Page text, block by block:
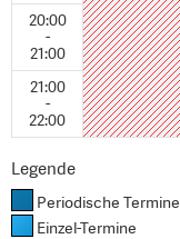
20:00
-
21:00
21:00
-
22:00
Legende
Periodische Termine
Einzel-Termine